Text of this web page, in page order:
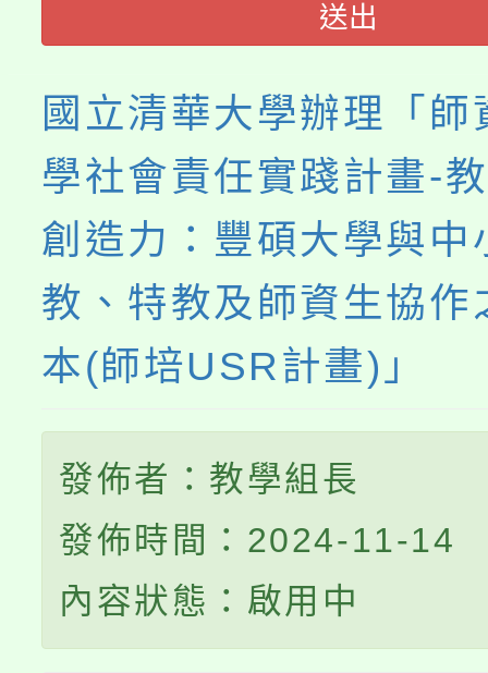
送出
國立清華大學辦理「師
學社會責任實踐計畫-
創造力：豐碩大學與中
教、特教及師資生協作
本(師培USR計畫)」
發佈者：教學組長
發佈時間：2024-11-14
內容狀態：啟用中